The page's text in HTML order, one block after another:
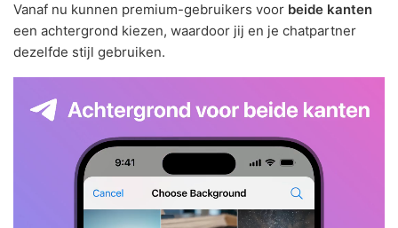
Vanaf nu kunnen premium-gebruikers voor beide kanten
een achtergrond kiezen, waardoor jij en je chatpartner
dezelfde stijl gebruiken.